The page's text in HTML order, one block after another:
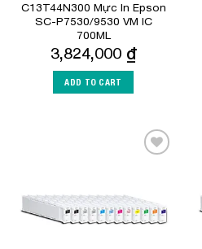
C13T44N300 Mực In Epson
SC-P7530/9530 VM IC
700ML
3,824,000 ₫
ADD TO CART